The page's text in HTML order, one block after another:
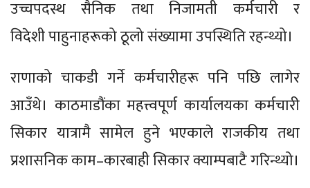
उच्चपदस्थ सैनिक तथा निजामती कर्मचारी र
विदेशी पाहुनाहरूको ठूलो संख्यामा उपस्थिति रहन्थ्यो।
राणाको चाकडी गर्ने कर्मचारीहरू पनि पछि लागेर
आउँथे। काठमाडौंका महत्त्वपूर्ण कार्यालयका कर्मचारी
सिकार यात्रामै सामेल हुने भएकाले राजकीय तथा
प्रशासनिक काम–कारबाही सिकार क्याम्पबाटै गरिन्थ्यो।